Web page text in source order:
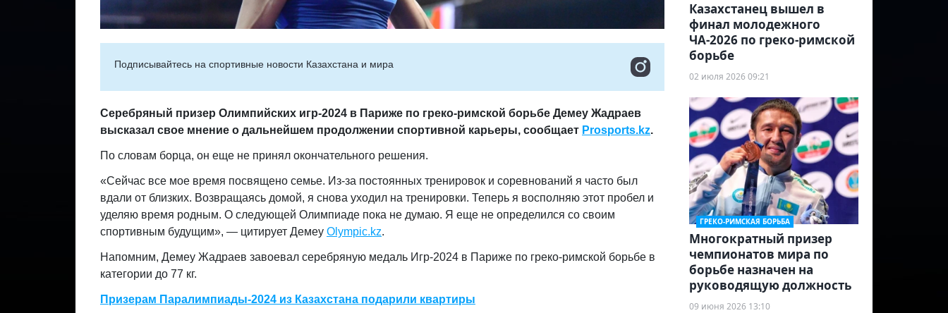
Подписывайтесь на cпортивные новости Казахстана и мира
Серебряный призер Олимпийских игр-2024 в Париже по греко-римской борьбе Демеу Жадраев
высказал свое мнение о дальнейшем продолжении спортивной карьеры, сообщает Prosports.kz.
По словам борца, он еще не принял окончательного решения.
«Сейчас все мое время посвящено семье. Из-за постоянных тренировок и соревнований я часто был
вдали от близких. Возвращаясь домой, я снова уходил на тренировки. Теперь я восполняю этот пробел и
уделяю время родным. О следующей Олимпиаде пока не думаю. Я еще не определился со своим
спортивным будущим», — цитирует Демеу Olympic.kz.
Напомним, Демеу Жадраев завоевал серебряную медаль Игр-2024 в Париже по греко-римской борьбе в
категории до 77 кг.
Призерам Паралимпиады-2024 из Казахстана подарили квартиры
Казахстанец вышел в
финал молодежного
ЧА-2026 по греко-римской
борьбе
02 июля 2026 09:21
ГРЕКО-РИМСКАЯ БОРЬБА
Многократный призер
чемпионатов мира по
борьбе назначен на
руководящую должность
09 июня 2026 13:10